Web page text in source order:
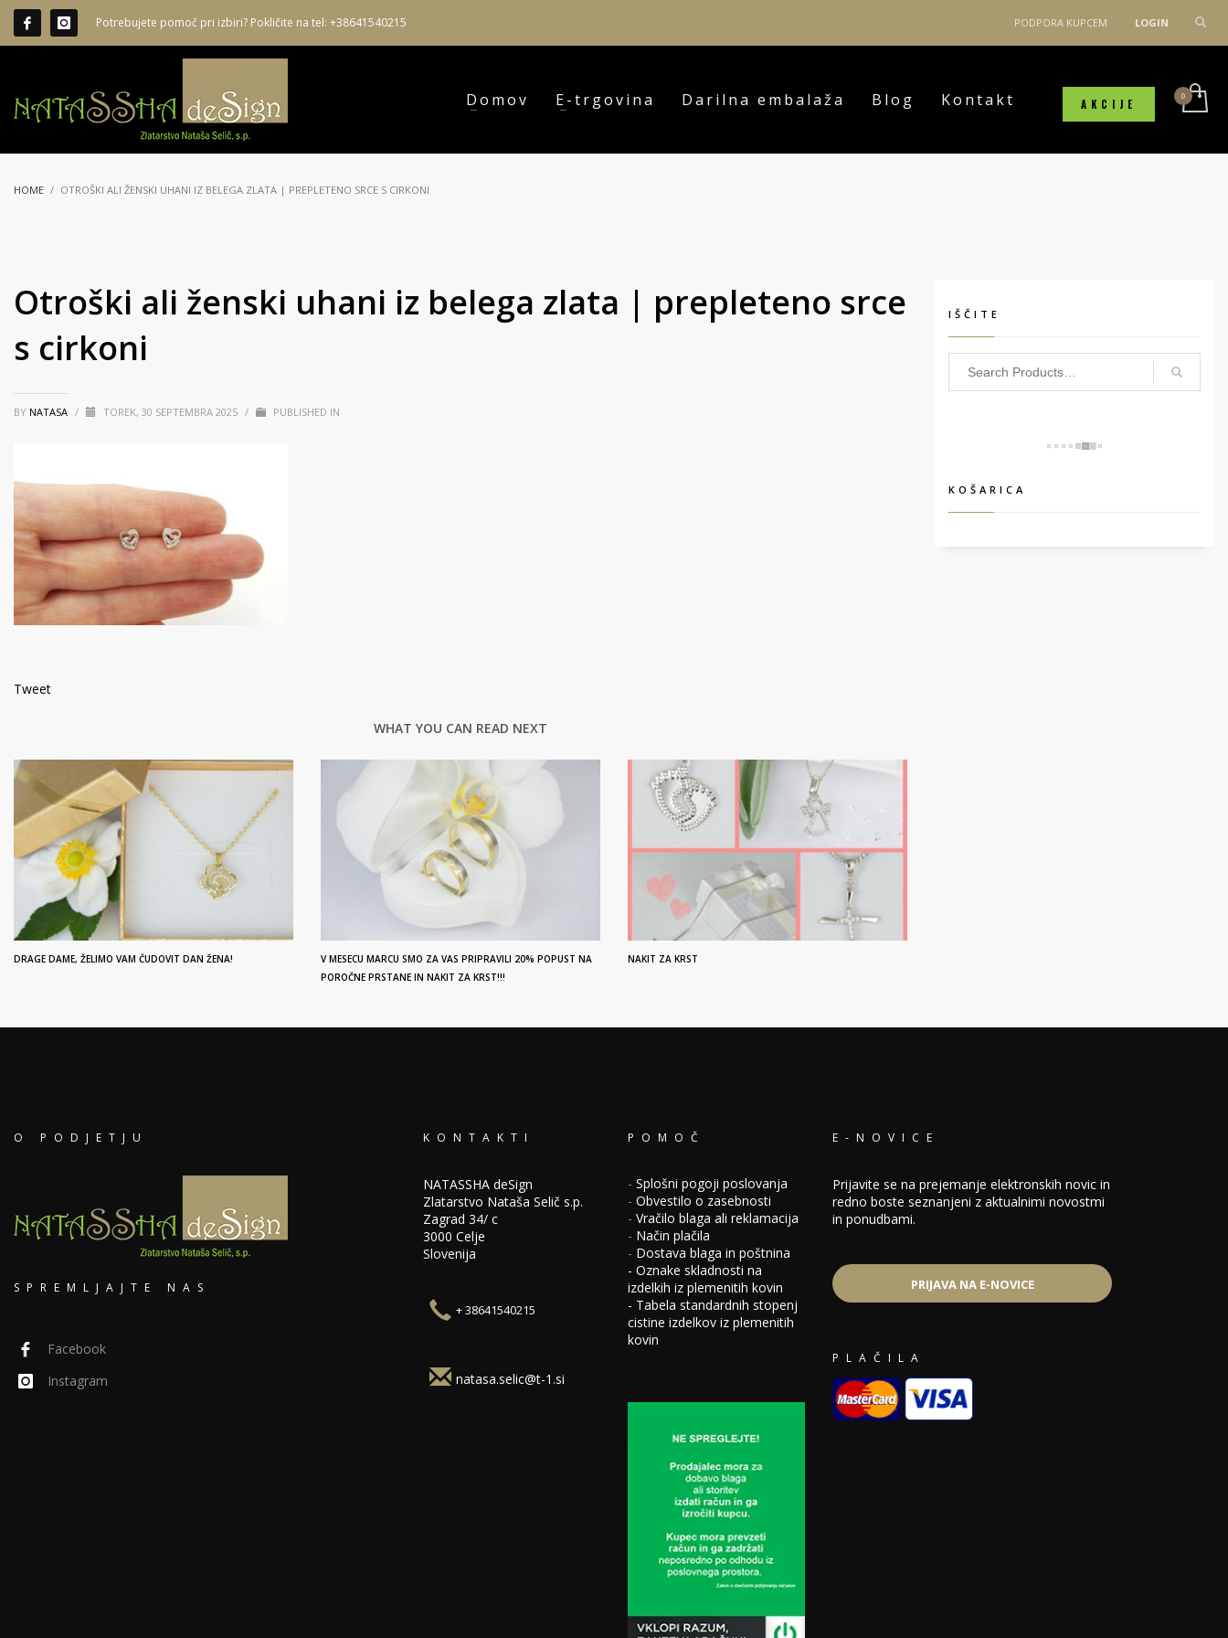
Potrebujete pomoč pri izbiri? Pokličite na tel: +38641540215 PODPORA KUPCEM LOGIN
Domov E-trgovina Darilna embalaža Blog Kontakt AKCIJE
HOME OTROŠKI ALI ŽENSKI UHANI IZ BELEGA ZLATA | PREPLETENO SRCE S CIRKONI
Otroški ali ženski uhani iz belega zlata | prepleteno srce
s cirkoni
BY NATASA / TOREK, 30 SEPTEMBRA 2025 / PUBLISHED IN
Tweet
WHAT YOU CAN READ NEXT
DRAGE DAME, ŽELIMO VAM ČUDOVIT DAN ŽENA!
V MESECU MARCU SMO ZA VAS PRIPRAVILI 20% POPUST NA
POROČNE PRSTANE IN NAKIT ZA KRST!!!
NAKIT ZA KRST
IŠČITE
KOŠARICA
O PODJETJU
SPREMLJAJTE NAS
Facebook
Instagram
KONTAKTI
NATASSHA deSign
Zlatarstvo Nataša Selič s.p.
Zagrad 34/ c
3000 Celje
Slovenija
+ 38641540215
natasa.selic@t-1.si
POMOČ
- Splošni pogoji poslovanja
- Obvestilo o zasebnosti
- Vračilo blaga ali reklamacija
- Način plačila
- Dostava blaga in poštnina
- Oznake skladnosti na
izdelkih iz plemenitih kovin
- Tabela standardnih stopenj
cistine izdelkov iz plemenitih
kovin
E-NOVICE
Prijavite se na prejemanje elektronskih novic in
redno boste seznanjeni z aktualnimi novostmi
in ponudbami.
PRIJAVA NA E-NOVICE
PLAČILA